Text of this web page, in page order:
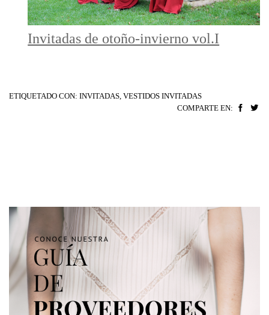
Invitadas de otoño-invierno vol.I
ETIQUETADO CON: INVITADAS, VESTIDOS INVITADAS
COMPARTE EN: